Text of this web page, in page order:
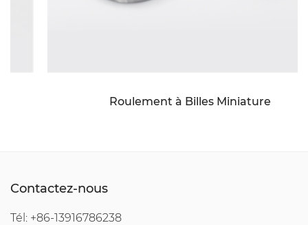
Roulement à Billes Miniature
Contactez-nous
Tél: +86-13916786238